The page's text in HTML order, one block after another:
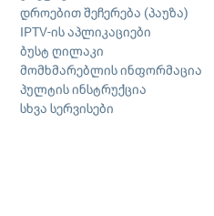
დროებით შეჩერება (პაუზა)
IPTV-ის აპლიკაციები
ბუსტ ღილაკი
მომხმარებლის ინფორმაცია
პულტის ინსტრუქცია
სხვა სერვისები